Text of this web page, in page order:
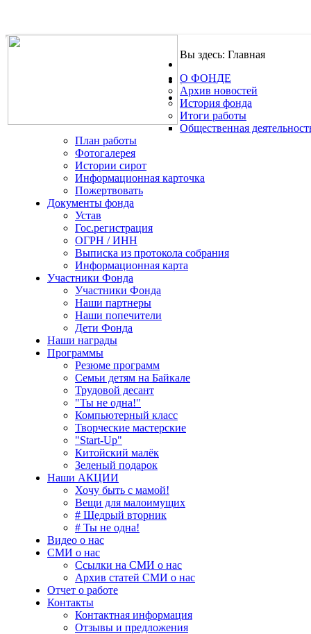
.
Вы здесь: Главная
О ФОНДЕ
Архив новостей
История фонда
Итоги работы
Общественная
План работы
Фотогалерея
Истории сирот
Информационная карточка
Пожертвовать
Документы фонда
Устав
Гос.регистрация
ОГРН / ИНН
Выписка из протокола собрания
Информационная карта
Участники Фонда
Участники Фонда
Наши партнеры
Наши попечители
Дети Фонда
Наши награды
Программы
Резюме программ
Семьи детям на Байкале
Трудовой десант
"Ты не одна!"
Компьютерный класс
Творческие мастерские
"Start-Up"
Китойский малёк
Зеленый подарок
Наши АКЦИИ
Хочу быть с мамой!
Вещи для малоимущих
# Щедрый вторник
# Ты не одна!
Видео о нас
СМИ о нас
Ссылки на СМИ о нас
Архив статей СМИ о нас
Отчет о работе
Контакты
Контактная информация
Отзывы и предложения